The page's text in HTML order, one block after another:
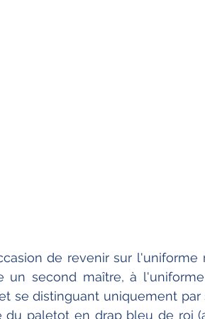
de revenir sur l'uniforme
un second maître, à
se distinguant uniquement par
paletot en drap bleu de roi